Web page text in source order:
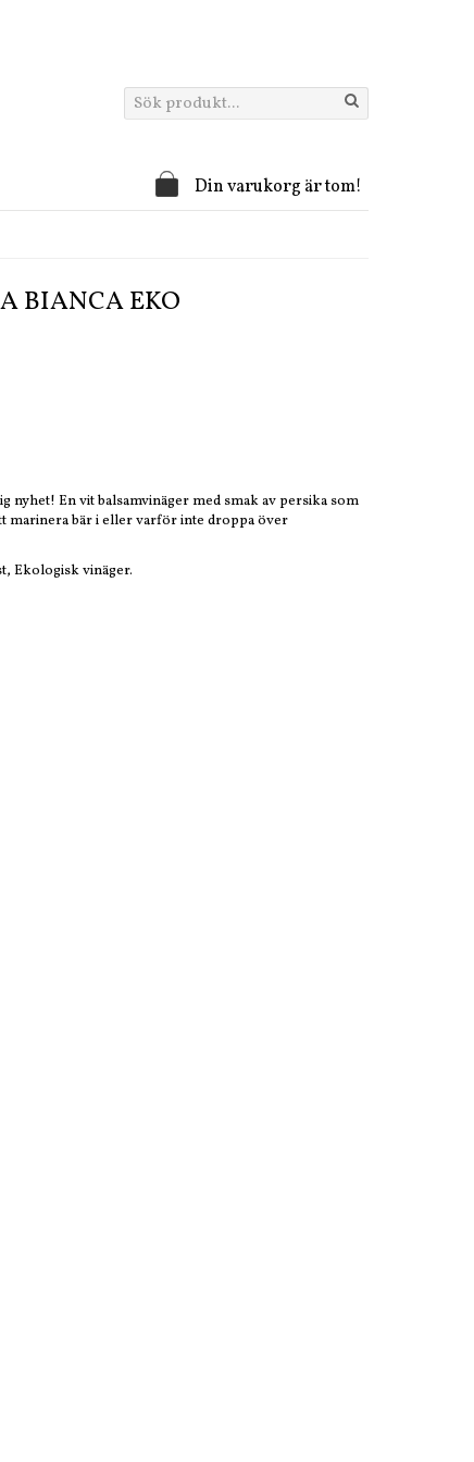
Din varukorg är tom!
BIANCA EKO
nyhet! En vit balsamvinäger med smak av persika som
marinera bär i eller varför inte droppa över
Ekologisk vinäger.